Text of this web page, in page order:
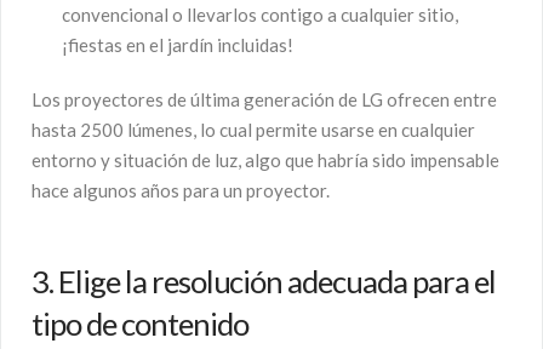
convencional o llevarlos contigo a cualquier sitio,
¡fiestas en el jardín incluidas!
Los proyectores de última generación de LG ofrecen entre
hasta 2500 lúmenes, lo cual permite usarse en cualquier
entorno y situación de luz, algo que habría sido impensable
hace algunos años para un proyector.
3. Elige la resolución adecuada para el
tipo de contenido